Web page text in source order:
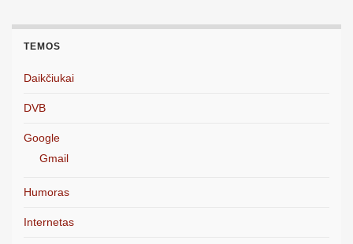
TEMOS
Daikčiukai
DVB
Google
Gmail
Humoras
Internetas